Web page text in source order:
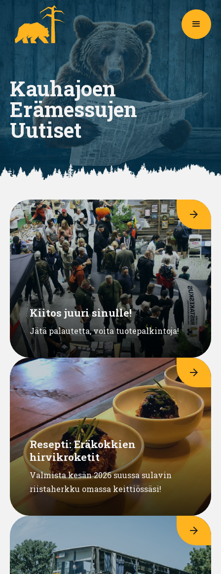
Kauhajoen
Erämessujen
Uutiset
arrow_forward
Kiitos juuri sinulle!
Jätä palautetta, voita tuotepalkintoja!
arrow_forward
Resepti: Eräkokkien
hirvikroketit
Valmista kesän 2026 suussa sulavin
riistaherkku omassa keittiössäsi!
arrow_forward